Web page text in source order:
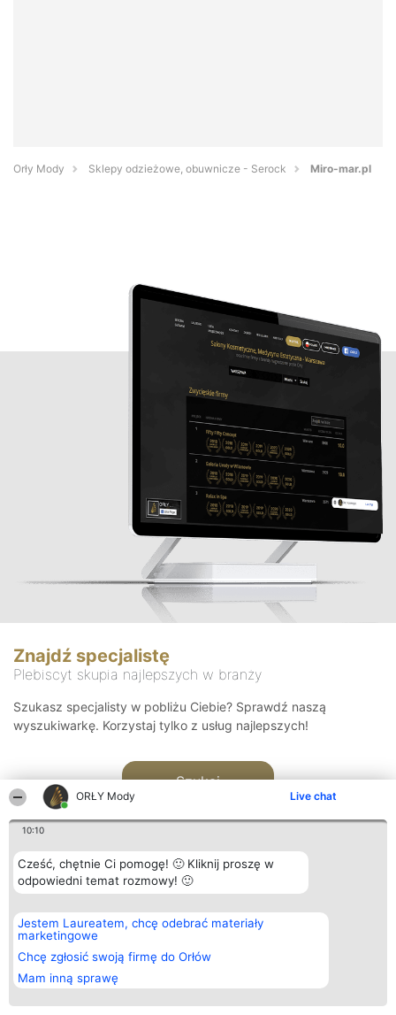
ORŁY Mody Live chat
10:10
Cześć, chętnie Ci pomogę! 🙂 Kliknij proszę w
odpowiedni temat rozmowy! 🙂
Jestem Laureatem, chcę odebrać materiały
marketingowe
Chcę zgłosić swoją firmę do Orłów
Mam inną sprawę
Orły Mody Sklepy odzieżowe, obuwnicze - Serock Miro-mar.pl
Znajdź specjalistę
Plebiscyt skupia najlepszych w branży
Szukasz specjalisty w pobliżu Ciebie? Sprawdź naszą
wyszukiwarkę. Korzystaj tylko z usług najlepszych!
Szukaj
Organizator plebiscytu
Bright Side Solutions sp. z o.
o. sp. k.
ul. Ruska 22
Wrocław 50-079
KRS 0000749100 | Regon
381313360 | NIP 8943132676
Plebiscyt
Laureaci
wszystkich
Laureatów
Regulamin
Kontakt
Kontakt